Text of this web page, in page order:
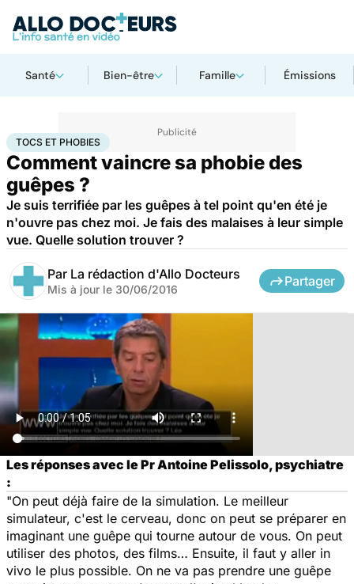
Santé Bien-être Famille Émissions
Accueil Bien-êtrePsycho Tocs et phobies
TOCS ET PHOBIES
Comment vaincre sa phobie des
guêpes ?
Je suis terrifiée par les guêpes à tel point qu'en été je
n'ouvre pas chez moi. Je fais des malaises à leur simple
vue. Quelle solution trouver ?
Par La rédaction d'Allo Docteurs
Mis à jour le 30/06/2016
Partager
Les réponses avec le Pr Antoine Pelissolo, psychiatre
:
"On peut déjà faire de la simulation. Le meilleur
simulateur, c'est le cerveau, donc on peut se préparer en
imaginant une guêpe qui tourne autour de vous. On peut
utiliser des photos, des films… Ensuite, il faut y aller in
vivo le plus possible. On ne va pas prendre une guêpe